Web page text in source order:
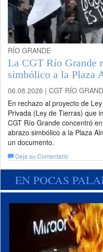
RÍO GRANDE
La CGT Río Grande
simbólico a la Plaza
06.08.2026 | CGT RÍO
En rechazo al proyecto de
Privada (Ley de Tierras) que
CGT Río Grande concentró
abrazo simbólico a la Plaza
un documento.
Deje su Comentario
EN POCAS